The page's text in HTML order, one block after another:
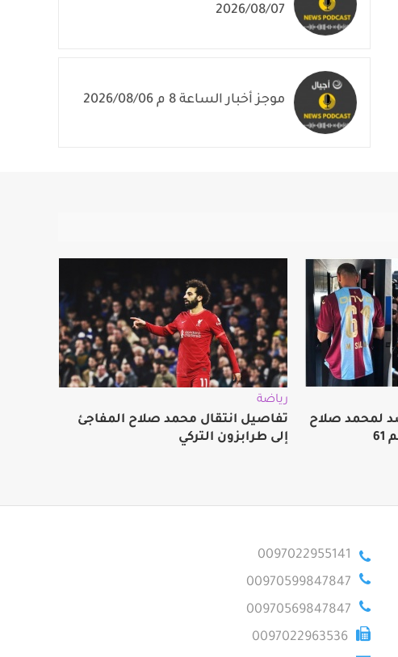
2026/08/07
موجز أخبار الساعة 8 م 2026/08/06
لمحمد صلاح
رياضة
تفاصيل انتقال محمد صلاح المفاجئ
إلى طرابزون التركي
0097022955141
00970599847847
00970569847847
0097022963536